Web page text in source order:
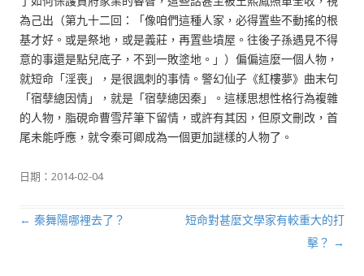
為己出（第九十二回：「像咱們這種人家，必得置些不動搖的根
基才好。或是祭地，或是義莊，再置些墳屋。往後子孫遇見不得
意的事還是點兒底子，不到一敗塗地。」）偏偏這麼一個人物，
就短命「淫喪」，是很諷刺的事情。警幻仙子《紅樓夢》曲末句
「宿孽總因情」，就是「宿孽總因秦」。這樣思想性格行為複雜
的人物，脂硯命曹雪芹筆下留情，或許有其因，但原文刪改，首
尾未能呼應，就令秦可卿成為一個更加謎樣的人物了。
日期： 2014-02-04
文章導航列
← 秦舞陽哪裡去了？
短命對甚麼文學家有較重大的打
擊？ →